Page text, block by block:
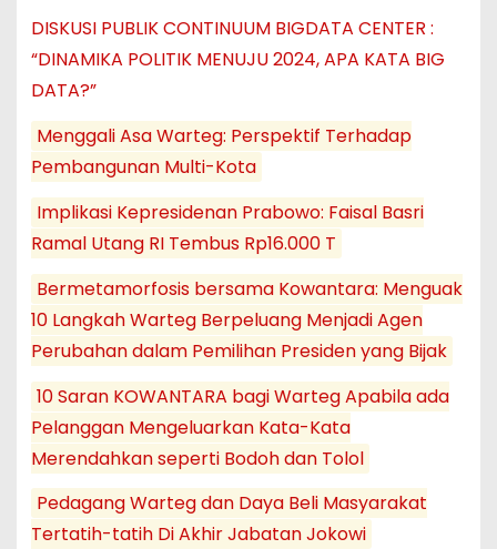
DISKUSI PUBLIK CONTINUUM BIGDATA CENTER :
“DINAMIKA POLITIK MENUJU 2024, APA KATA BIG
DATA?”
Menggali Asa Warteg: Perspektif Terhadap
Pembangunan Multi-Kota
Implikasi Kepresidenan Prabowo: Faisal Basri
Ramal Utang RI Tembus Rp16.000 T
Bermetamorfosis bersama Kowantara: Menguak
10 Langkah Warteg Berpeluang Menjadi Agen
Perubahan dalam Pemilihan Presiden yang Bijak
10 Saran KOWANTARA bagi Warteg Apabila ada
Pelanggan Mengeluarkan Kata-Kata
Merendahkan seperti Bodoh dan Tolol
Pedagang Warteg dan Daya Beli Masyarakat
Tertatih-tatih Di Akhir Jabatan Jokowi